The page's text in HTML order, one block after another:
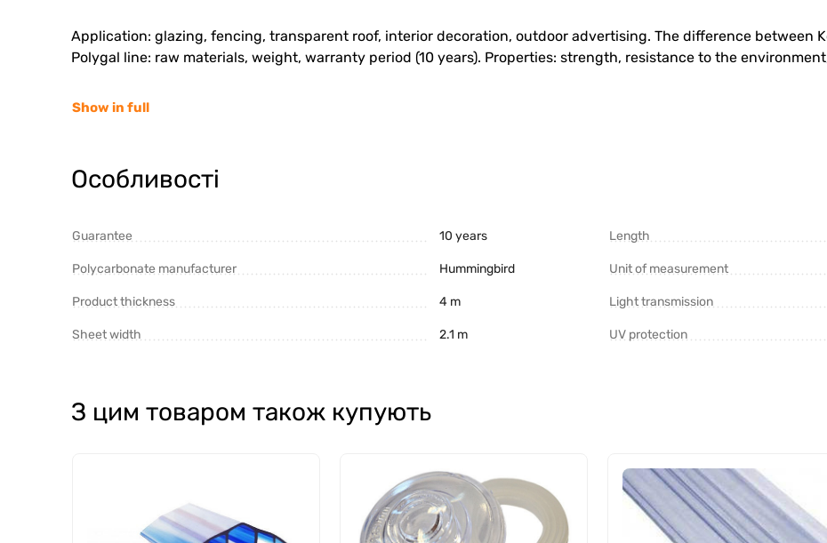
Application: glazing, fencing, transparent roof, interior decoration, outdoor advertising. The difference between
Polygal line: raw materials, weight, warranty period (10 years). Properties: strength, resistance to the
Show in full
Особливості
Guarantee 10 years
Polycarbonate manufacturer Hummingbird
Product thickness 4 m
Sheet width 2.1 m
Length
Unit of measurement
Light transmission
UV protection
З цим товаром також купують